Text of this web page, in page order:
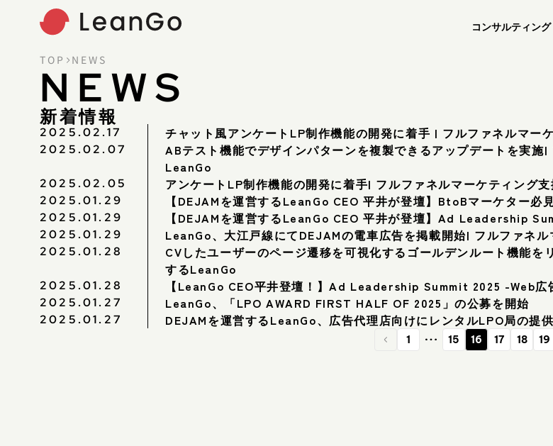
コンサルティング
TOP NEWS
NEWS
新着情報
2025.02.17 チャット風アンケートLP制作機能の開発に着手 | フルファネルマー
2025.02.07
ABテスト機能でデザインパターンを複製できるアップデートを実
LeanGo
2025.02.05 アンケートLP制作機能の開発に着手| フルファネルマーケティング
2025.01.29 【DEJAMを運営するLeanGo CEO 平井が登壇】BtoBマーケター必
2025.01.29 【DEJAMを運営するLeanGo CEO 平井が登壇】Ad Leadership
2025.01.29 LeanGo、大江戸線にてDEJAMの電車広告を掲載開始| フルファネ
2025.01.28
CVしたユーザーのページ遷移を可視化するゴールデンルート機能
するLeanGo
2025.01.28 【LeanGo CEO平井登壇！】Ad Leadership Summit 2025 -Web広
2025.01.27 LeanGo、「LPO AWARD FIRST HALF OF 2025」の公募を開始
2025.01.27 DEJAMを運営するLeanGo、広告代理店向けにレンタルLPO局の提
1 15 16 17 18 19